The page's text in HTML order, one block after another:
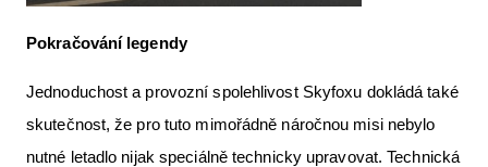
Pokračování legendy
Jednoduchost a provozní spolehlivost Skyfoxu dokládá také
skutečnost, že pro tuto mimořádně náročnou misi nebylo
nutné letadlo nijak speciálně technicky upravovat. Technická